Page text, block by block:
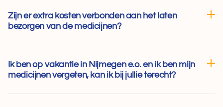
Zijn er extra kosten verbonden aan het laten
bezorgen van de medicijnen?
Ik ben op vakantie in Nijmegen e.o. en ik ben mijn
medicijnen vergeten, kan ik bij jullie terecht?